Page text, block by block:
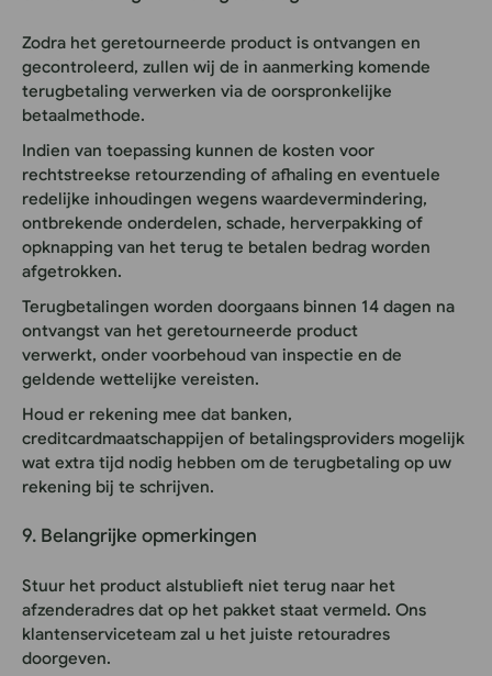
Zodra het geretourneerde product is ontvangen en
gecontroleerd, zullen wij de in aanmerking komende
terugbetaling verwerken via de oorspronkelijke
betaalmethode.
Indien van toepassing kunnen de kosten voor
rechtstreekse retourzending of afhaling en eventuele
redelijke inhoudingen wegens waardevermindering,
ontbrekende onderdelen, schade, herverpakking of
opknapping van het terug te betalen bedrag worden
afgetrokken.
Terugbetalingen worden doorgaans binnen 14 dagen na
ontvangst van het geretourneerde product
verwerkt, onder voorbehoud van inspectie en de
geldende wettelijke vereisten.
Houd er rekening mee dat banken,
creditcardmaatschappijen of betalingsproviders mogelijk
wat extra tijd nodig hebben om de terugbetaling op uw
rekening bij te schrijven.
9. Belangrijke opmerkingen
Stuur het product alstublieft niet terug naar het
afzenderadres dat op het pakket staat vermeld. Ons
klantenserviceteam zal u het juiste retouradres
doorgeven.